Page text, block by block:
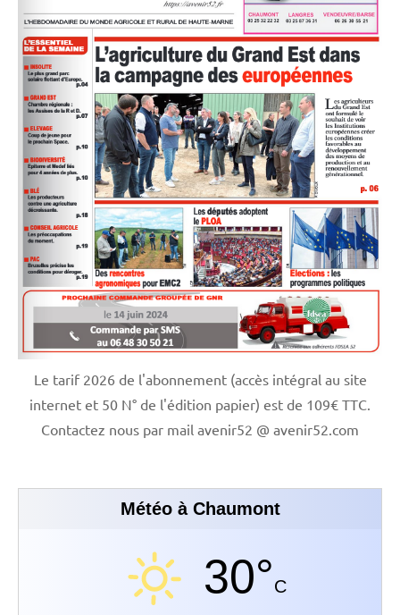
Le tarif 2026 de l'abonnement (accès intégral au site
internet et 50 N° de l'édition papier) est de 109€ TTC.
Contactez nous par mail avenir52 @ avenir52.com
Météo à Chaumont
30°C